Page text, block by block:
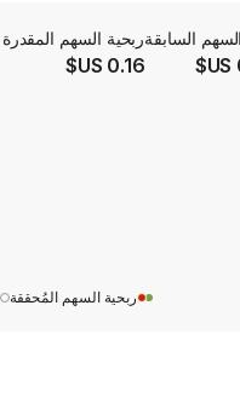
السابقةربحية السهم المقدرة
0.16 US$
ربحية السهم المُحققة